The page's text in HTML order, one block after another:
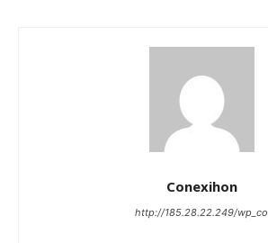
Conexihon
http://185.28.22.249/wp_co